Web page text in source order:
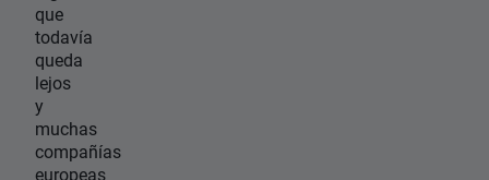
que
todavía
queda
lejos
y
muchas
compañías
europeas